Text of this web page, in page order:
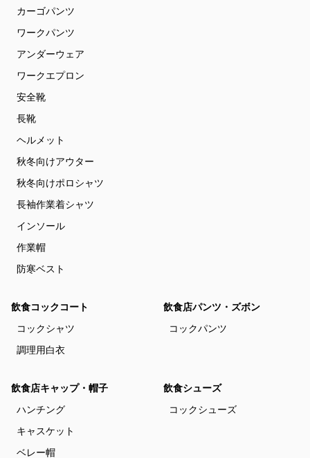
カーゴパンツ
ワークパンツ
アンダーウェア
ワークエプロン
安全靴
長靴
ヘルメット
秋冬向けアウター
秋冬向けポロシャツ
長袖作業着シャツ
インソール
作業帽
防寒ベスト
飲食コックコート
コックシャツ
調理用白衣
飲食店パンツ・ズボン
コックパンツ
飲食店キャップ・帽子
ハンチング
キャスケット
ベレー帽
飲食シューズ
コックシューズ